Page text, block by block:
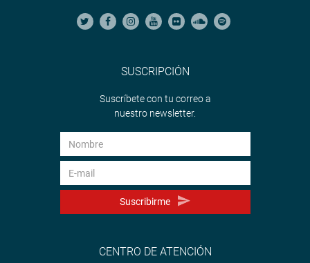
SUSCRIPCIÓN
Suscríbete con tu correo a
nuestro newsletter.
Suscribirme
CENTRO DE ATENCIÓN